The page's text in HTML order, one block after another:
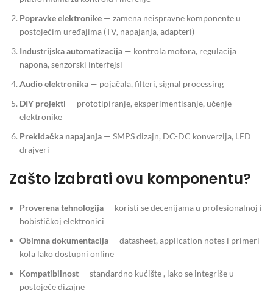
Popravke elektronike — zamena neispravne komponente u
postojećim uređajima (TV, napajanja, adapteri)
Industrijska automatizacija — kontrola motora, regulacija
napona, senzorski interfejsi
Audio elektronika — pojačala, filteri, signal processing
DIY projekti — prototipiranje, eksperimentisanje, učenje
elektronike
Prekidačka napajanja — SMPS dizajn, DC-DC konverzija, LED
drajveri
Zašto izabrati ovu komponentu?
Proverena tehnologija — koristi se decenijama u profesionalnoj i
hobističkoj elektronici
Obimna dokumentacija — datasheet, application notes i primeri
kola lako dostupni online
Kompatibilnost — standardno kućište , lako se integriše u
postojeće dizajne